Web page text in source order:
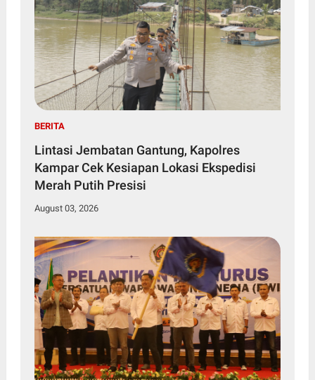
BERITA
Lintasi Jembatan Gantung, Kapolres
Kampar Cek Kesiapan Lokasi Ekspedisi
Merah Putih Presisi
August 03, 2026